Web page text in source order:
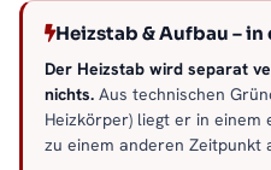
Heizstab & Aufbau –
Der Heizstab wird separat
nichts. Aus technischen
Heizkörper) liegt er in einem
zu einem anderen Zeitpunkt